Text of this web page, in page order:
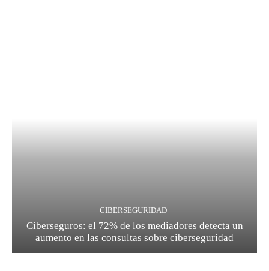
CIBERSEGURIDAD
Ciberseguros: el 72% de los mediadores detecta un
aumento en las consultas sobre ciberseguridad